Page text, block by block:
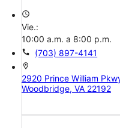
access_time
Vie.:
10:00 a.m. a 8:00 p.m.
call (703) 897-4141
location_on
2920 Prince William
Woodbridge, VA 22192